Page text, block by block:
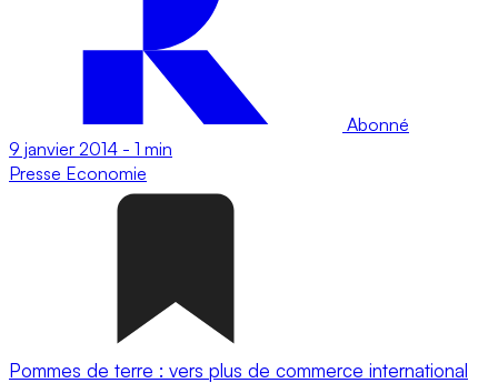
Abonné
9 janvier 2014 - 1 min
Presse Economie
Pommes de terre : vers plus de commerce international